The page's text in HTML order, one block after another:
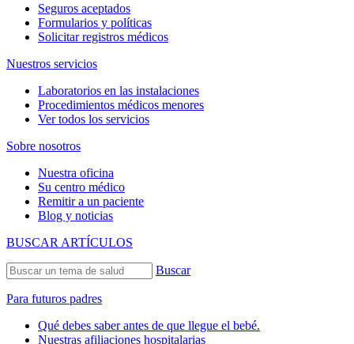
Seguros aceptados
Formularios y políticas
Solicitar registros médicos
Nuestros servicios
Laboratorios en las instalaciones
Procedimientos médicos menores
Ver todos los servicios
Sobre nosotros
Nuestra oficina
Su centro médico
Remitir a un paciente
Blog y noticias
BUSCAR ARTÍCULOS
Buscar
Para futuros padres
Qué debes saber antes de que llegue el bebé.
Nuestras afiliaciones hospitalarias